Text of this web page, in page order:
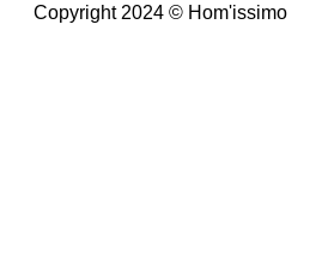
Copyright 2024 © Hom'issimo